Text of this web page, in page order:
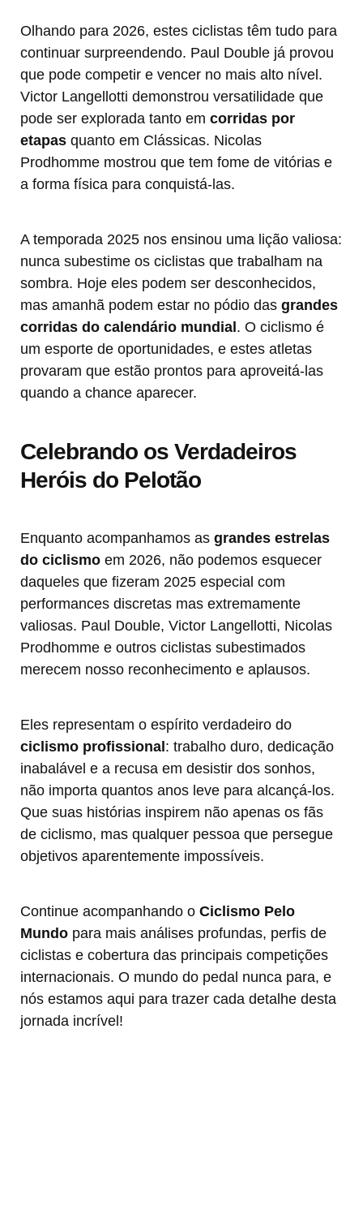
Olhando para 2026, estes ciclistas têm tudo para
continuar surpreendendo. Paul Double já provou
que pode competir e vencer no mais alto nível.
Victor Langellotti demonstrou versatilidade que
pode ser explorada tanto em corridas por
etapas quanto em Clássicas. Nicolas
Prodhomme mostrou que tem fome de vitórias e
a forma física para conquistá-las.
A temporada 2025 nos ensinou uma lição valiosa:
nunca subestime os ciclistas que trabalham na
sombra. Hoje eles podem ser desconhecidos,
mas amanhã podem estar no pódio das grandes
corridas do calendário mundial. O ciclismo é
um esporte de oportunidades, e estes atletas
provaram que estão prontos para aproveitá-las
quando a chance aparecer.
Celebrando os Verdadeiros
Heróis do Pelotão
Enquanto acompanhamos as grandes estrelas
do ciclismo em 2026, não podemos esquecer
daqueles que fizeram 2025 especial com
performances discretas mas extremamente
valiosas. Paul Double, Victor Langellotti, Nicolas
Prodhomme e outros ciclistas subestimados
merecem nosso reconhecimento e aplausos.
Eles representam o espírito verdadeiro do
ciclismo profissional: trabalho duro, dedicação
inabalável e a recusa em desistir dos sonhos,
não importa quantos anos leve para alcançá-los.
Que suas histórias inspirem não apenas os fãs
de ciclismo, mas qualquer pessoa que persegue
objetivos aparentemente impossíveis.
Continue acompanhando o Ciclismo Pelo
Mundo para mais análises profundas, perfis de
ciclistas e cobertura das principais competições
internacionais. O mundo do pedal nunca para, e
nós estamos aqui para trazer cada detalhe desta
jornada incrível!